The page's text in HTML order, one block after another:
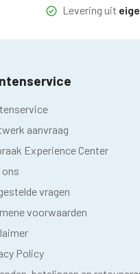
Levering uit
aanvraag
Experience Center
ons
vragen
voorwaarden
Policy